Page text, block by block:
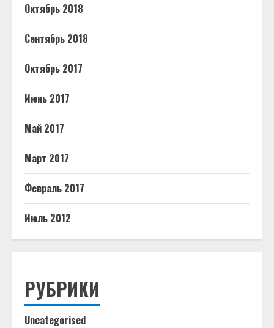
Октябрь 2018
Сентябрь 2018
Октябрь 2017
Июнь 2017
Май 2017
Март 2017
Февраль 2017
Июль 2012
РУБРИКИ
Uncategorised